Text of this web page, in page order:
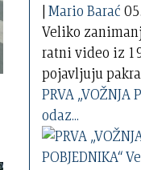
|Mario Barać
Veliko
ratni video iz
pojavljuju
PRVA „VOŽNJA
odaz...